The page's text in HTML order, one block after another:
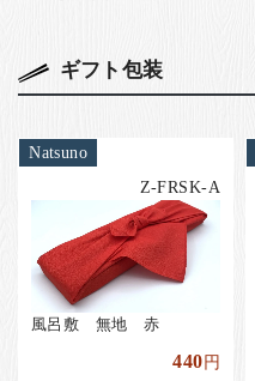
ギフト包装
Natsuno
Z-FRSK-A
風呂敷 無地 赤
440円